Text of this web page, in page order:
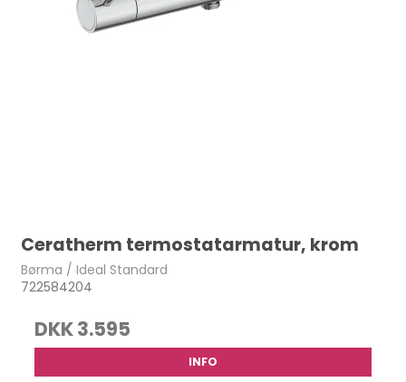
Ceratherm termostatarmatur, krom
Børma / Ideal Standard
722584204
DKK 3.595
INFO